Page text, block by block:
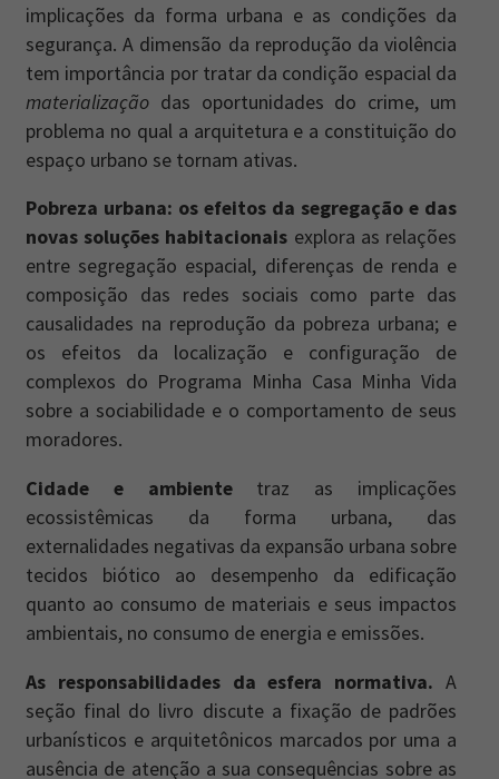
implicações da forma urbana e as condições da
segurança. A dimensão da reprodução da violência
tem importância por tratar da condição espacial da
materialização das oportunidades do crime, um
problema no qual a arquitetura e a constituição do
espaço urbano se tornam ativas.
Pobreza urbana: os efeitos da segregação e das
novas soluções habitacionais explora as relações
entre segregação espacial, diferenças de renda e
composição das redes sociais como parte das
causalidades na reprodução da pobreza urbana; e
os efeitos da localização e configuração de
complexos do Programa Minha Casa Minha Vida
sobre a sociabilidade e o comportamento de seus
moradores.
Cidade e ambiente traz as implicações
ecossistêmicas da forma urbana, das
externalidades negativas da expansão urbana sobre
tecidos biótico ao desempenho da edificação
quanto ao consumo de materiais e seus impactos
ambientais, no consumo de energia e emissões.
As responsabilidades da esfera normativa. A
seção final do livro discute a fixação de padrões
urbanísticos e arquitetônicos marcados por uma a
ausência de atenção a sua consequências sobre as